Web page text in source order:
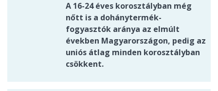
A 16-24 éves korosztályban még
nőtt is a dohánytermék-
fogyasztók aránya az elmúlt
években Magyarországon, pedig az
uniós átlag minden korosztályban
csökkent.